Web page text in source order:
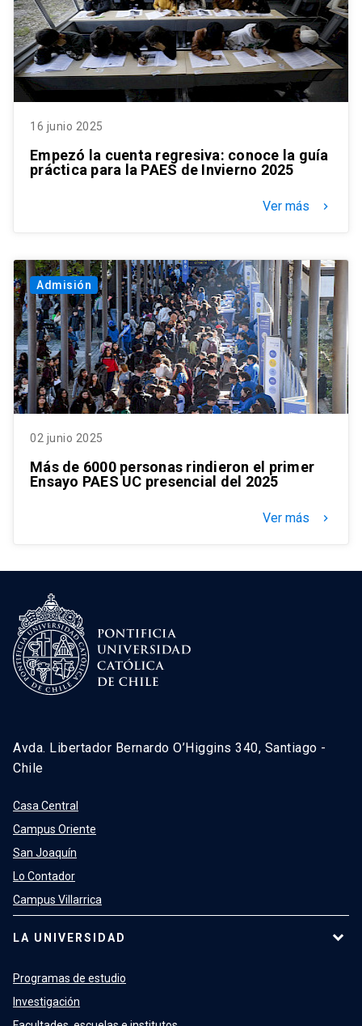
16 junio 2025
Empezó la cuenta regresiva: conoce la guía
práctica para la PAES de Invierno 2025
Ver más keyboard_arrow_right
Admisión
02 junio 2025
Más de 6000 personas rindieron el primer
Ensayo PAES UC presencial del 2025
Ver más keyboard_arrow_right
Avda. Libertador Bernardo O’Higgins 340, Santiago -
Chile
Casa Central
Campus Oriente
San Joaquín
Lo Contador
Campus Villarrica
LA UNIVERSIDAD
Programas de estudio
Investigación